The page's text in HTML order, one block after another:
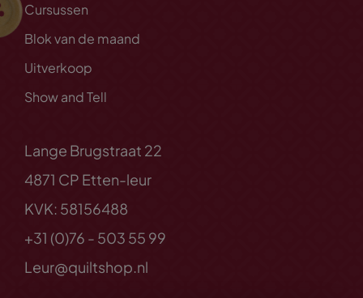
Cursussen
Blok van de maand
Uitverkoop
Show and Tell
Lange Brugstraat 22
4871 CP Etten-leur
KVK: 58156488
+31 (0)76 - 503 55 99
Leur@quiltshop.nl